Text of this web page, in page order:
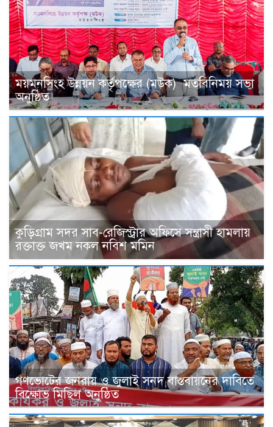
ময়মনসিংহ উন্নয়ন কর্তৃপক্ষের (মউক) মতবিনিময় সভা
অনুষ্ঠিত
কুড়িগ্রাম সদর সাব-রেজিস্ট্রার অফিসে সন্ত্রাসী হামলায়
রক্তাক্ত জখম নকল নবিশ মমিন
গণভোটের জনরায় ও জুলাই সনদ বাস্তবায়নের দাবিতে
বিক্ষোভ মিছিল অনুষ্ঠিত